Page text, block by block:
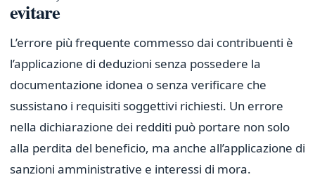
evitare
L’errore più frequente commesso dai contribuenti è
l’applicazione di deduzioni senza possedere la
documentazione idonea o senza verificare che
sussistano i requisiti soggettivi richiesti. Un errore
nella dichiarazione dei redditi può portare non solo
alla perdita del beneficio, ma anche all’applicazione di
sanzioni amministrative e interessi di mora.